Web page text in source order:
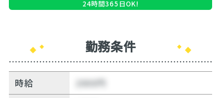
24時間365日OK!
勤務条件
時給
2000円